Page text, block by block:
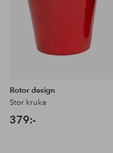
Rotor design
Stor kruka
379:-